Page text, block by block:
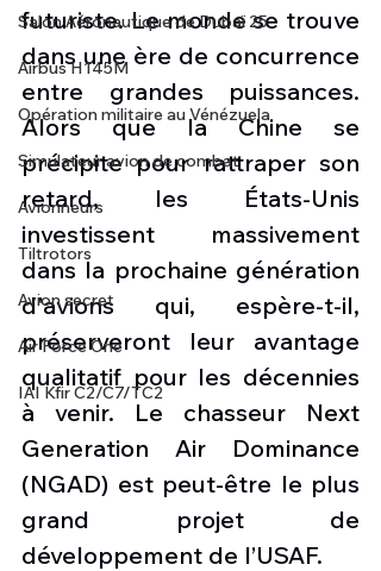
Salon Aéronautique de Dubaï 25
Airbus H145M
Opération militaire au Vénézuela
Simulateur avion de combat
Avionneurs
Tiltrotors
Avion secret
Air Force One
IAI Kfir C2/C7/TC2
futuriste. Le monde se trouve
dans une ère de concurrence
entre grandes puissances.
Alors que la Chine se
précipite pour rattraper son
retard, les États-Unis
investissent massivement
dans la prochaine génération
d'avions qui, espère-t-il,
préserveront leur avantage
qualitatif pour les décennies
à venir. Le chasseur Next
Generation Air Dominance
(NGAD) est peut-être le plus
grand projet de
développement de l’USAF.